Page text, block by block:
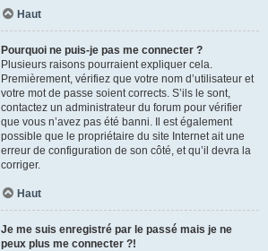
Haut
Pourquoi ne puis-je pas me connecter ?
Plusieurs raisons pourraient expliquer cela.
Premièrement, vérifiez que votre nom d’utilisateur et
votre mot de passe soient corrects. S’ils le sont,
contactez un administrateur du forum pour vérifier
que vous n’avez pas été banni. Il est également
possible que le propriétaire du site Internet ait une
erreur de configuration de son côté, et qu’il devra la
corriger.
Haut
Je me suis enregistré par le passé mais je ne
peux plus me connecter ?!